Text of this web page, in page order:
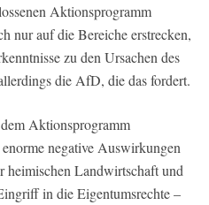
Aktionsprogramm
nur auf die Bereiche erstrecken,
zu den Ursachen des
die AfD, die das fordert.
Aktionsprogramm
negative Auswirkungen
heimischen Landwirtschaft und
in die Eigentumsrechte –